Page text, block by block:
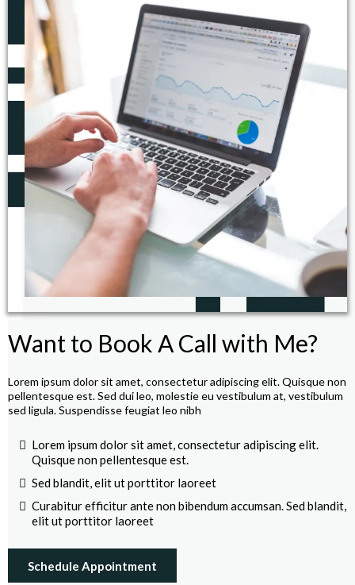
Want to Book A Call with Me?
Lorem ipsum dolor sit amet, consectetur adipiscing elit. Quisque non
pellentesque est. Sed dui leo, molestie eu vestibulum at, vestibulum
sed ligula. Suspendisse feugiat leo nibh
Lorem ipsum dolor sit amet, consectetur adipiscing elit.
Quisque non pellentesque est.
Sed blandit, elit ut porttitor laoreet
Curabitur efficitur ante non bibendum accumsan. Sed blandit,
elit ut porttitor laoreet
Schedule Appointment